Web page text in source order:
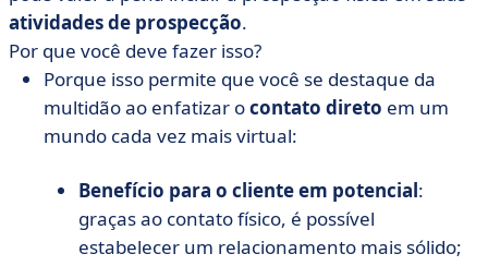
atividades de prospecção.
Por que você deve fazer isso?
Porque isso permite que você se destaque da
multidão ao enfatizar ocontato direto em um
mundo cada vez mais virtual:
Benefício para o cliente em potencial:
graças ao contato físico, é possível
estabelecer um relacionamento mais sólido;